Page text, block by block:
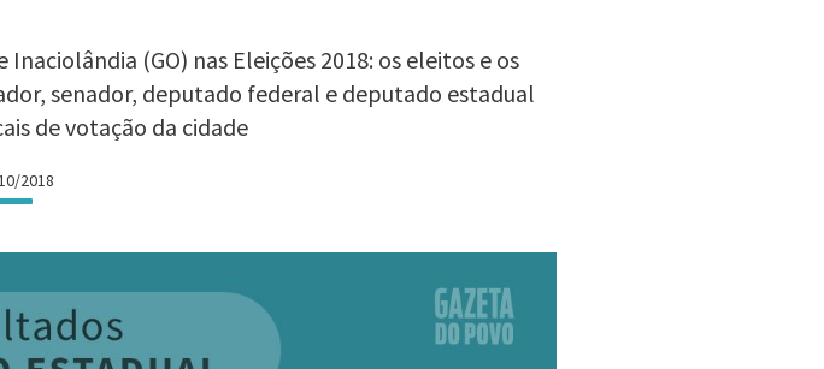
(GO) nas Eleições 2018: os eleitos e os
senador, deputado federal e deputado estadual
de votação da cidade
2018